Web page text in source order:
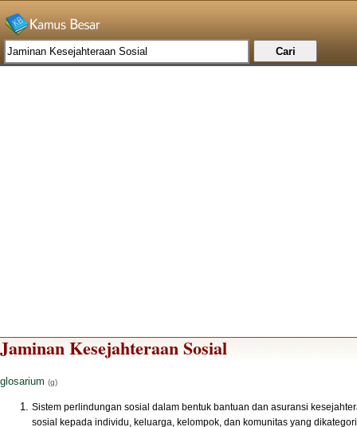
Jaminan Kesejahteraan Sosial
glosarium (g)
Sistem perlindungan sosial dalam bentuk bantuan dan asuransi
sosial kepada individu, keluarga, kelompok, dan komunitas yang